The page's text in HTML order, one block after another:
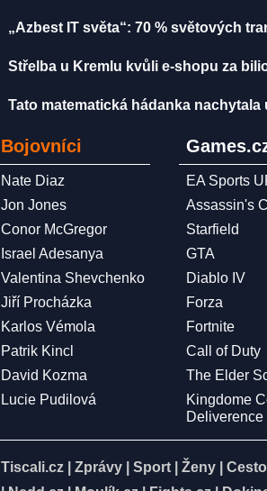
„Azbest IT světa“: 70 % světových
Střelba u Kremlu kvůli e-shopu za
Tato matematická hádanka
Bojovníci
Nate Diaz
Jon Jones
Conor McGregor
Israel Adesanya
Valentina Shevchenko
Jiří Procházka
Karlos Vémola
Patrik Kincl
David Kozma
Lucie Pudilová
EA Sports
Assassin's
Starfield
GTA
Diablo IV
Forza
Fortnite
Call of Duty
The Elder
Kingdome
Deliverence
Tiscali.cz Zprávy Sport Ženy